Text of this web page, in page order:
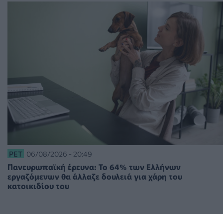
PET 06/08/2026 - 20:49
Πανευρωπαϊκή έρευνα: Το 64% των Ελλήνων
εργαζόμενων θα άλλαζε δουλειά για χάρη του
κατοικιδίου του